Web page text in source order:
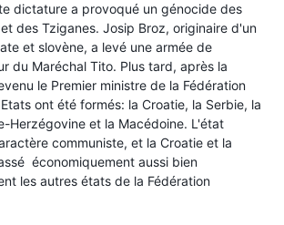
dictature a provoqué un génocide des
des Tziganes. Josip Broz, originaire d'un
et slovène, a levé une armée de
du Maréchal Tito. Plus tard, après la
le Premier ministre de la Fédération
ont été formés: la Croatie, la Serbie, la
Herzégovine et la Macédoine. L'état
communiste, et la Croatie et la
économiquement aussi bien
les autres états de la Fédération